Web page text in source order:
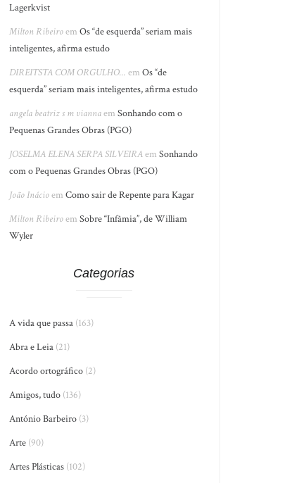
Lagerkvist
Milton RibeiroemOs “de esquerda” seriam mais
inteligentes, afirma estudo
DIREITSTA COM ORGULHO... emOs “de
esquerda” seriam mais inteligentes, afirma estudo
angela beatriz s m viannaemSonhando com o
Pequenas Grandes Obras (PGO)
JOSELMA ELENA SERPA SILVEIRAemSonhando
com o Pequenas Grandes Obras (PGO)
João InácioemComo sair de Repente para Kagar
Milton RibeiroemSobre “Infâmia”, de William
Wyler
Categorias
A vida que passa (163)
Abra e Leia (21)
Acordo ortográfico (2)
Amigos, tudo (136)
António Barbeiro (3)
Arte (90)
Artes Plásticas (102)